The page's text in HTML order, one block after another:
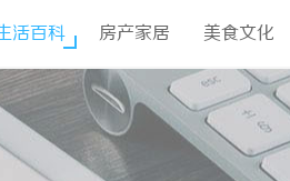
活百科 房产家居 美食文化